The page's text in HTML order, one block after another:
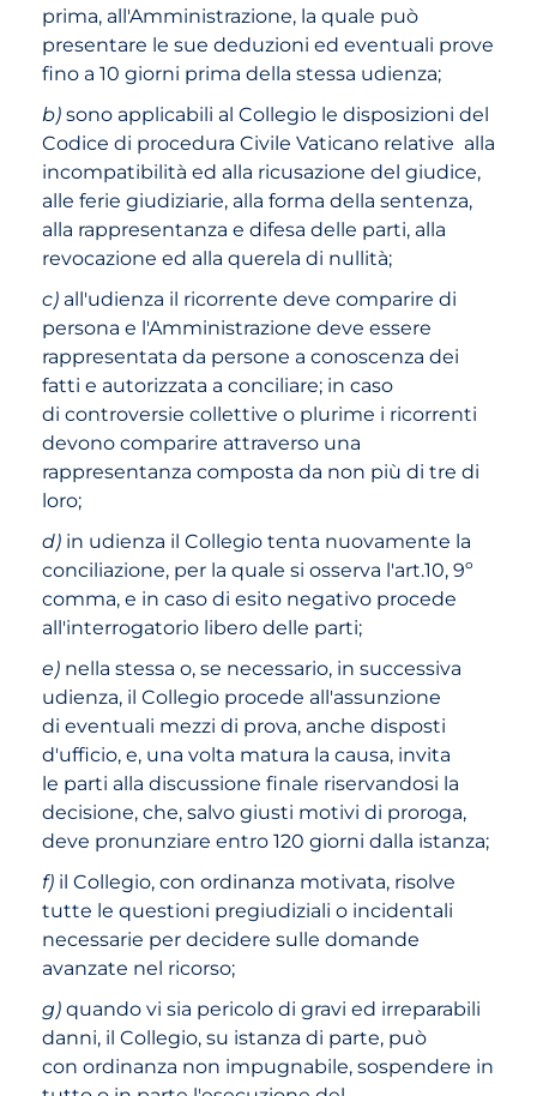
prima, all'Amministrazione, la quale può
presentare le sue deduzioni ed eventuali prove
fino a 10 giorni prima della stessa udienza;
b)sono applicabili al Collegio le disposizioni del
Codice di procedura Civile Vaticano relative alla
incompatibilità ed alla ricusazione del giudice,
alle ferie giudiziarie, alla forma della sentenza,
alla rappresentanza e difesa delle parti, alla
revocazione ed alla querela di nullità;
c) all'udienza il ricorrente deve comparire di
persona e l'Amministrazione deve essere
rappresentata da persone a conoscenza dei
fatti e autorizzata a conciliare; in caso
di controversie collettive o plurime i ricorrenti
devono comparire attraverso una
rappresentanza composta da non più di tre di
loro;
d) in udienza il Collegio tenta nuovamente la
conciliazione, per la quale si osserva l'art.10, 9º
comma, e in caso di esito negativo procede
all'interrogatorio libero delle parti;
e) nella stessa o, se necessario, in successiva
udienza, il Collegio procede all'assunzione
di eventuali mezzi di prova, anche disposti
d'ufficio, e, una volta matura la causa, invita
le parti alla discussione finale riservandosi la
decisione, che, salvo giusti motivi di proroga,
deve pronunziare entro 120 giorni dalla istanza;
f) il Collegio, con ordinanza motivata, risolve
tutte le questioni pregiudiziali o incidentali
necessarie per decidere sulle domande
avanzate nel ricorso;
g)quando vi sia pericolo di gravi ed irreparabili
danni, il Collegio, su istanza di parte, può
con ordinanza non impugnabile, sospendere in